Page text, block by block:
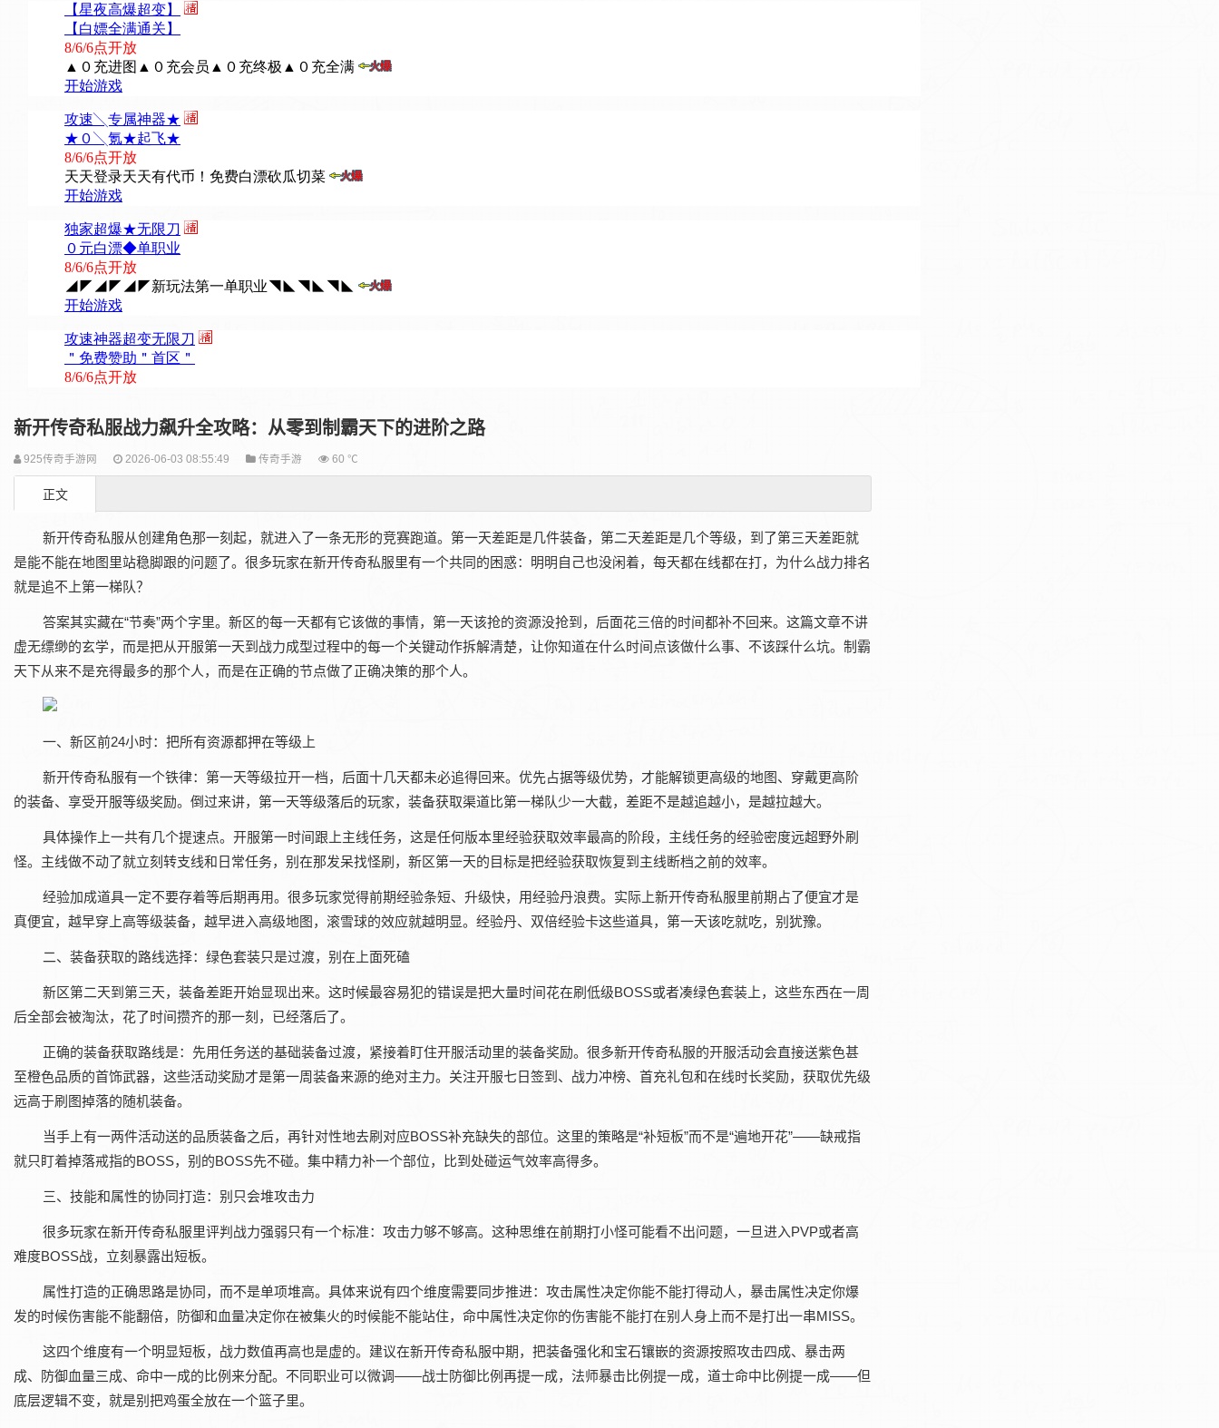
新开传奇私服战力飙升全攻略：从零到制霸天下的进阶之路
925传奇手游网 2026-06-03 08:55:49 传奇手游 60 ℃
正文
新开传奇私服从创建角色那一刻起，就进入了一条无形的竞赛跑道。第一天差距是几件装备，第二天差距是几个等级，到了第三天差距就
是能不能在地图里站稳脚跟的问题了。很多玩家在新开传奇私服里有一个共同的困惑：明明自己也没闲着，每天都在线都在打，为什么战力排名
就是追不上第一梯队？
答案其实藏在“节奏”两个字里。新区的每一天都有它该做的事情，第一天该抢的资源没抢到，后面花三倍的时间都补不回来。这篇文章不讲
虚无缥缈的玄学，而是把从开服第一天到战力成型过程中的每一个关键动作拆解清楚，让你知道在什么时间点该做什么事、不该踩什么坑。制霸
天下从来不是充得最多的那个人，而是在正确的节点做了正确决策的那个人。
一、新区前24小时：把所有资源都押在等级上‌
新开传奇私服有一个铁律：第一天等级拉开一档，后面十几天都未必追得回来。优先占据等级优势，才能解锁更高级的地图、穿戴更高阶
的装备、享受开服等级奖励。倒过来讲，第一天等级落后的玩家，装备获取渠道比第一梯队少一大截，差距不是越追越小，是越拉越大。
具体操作上一共有几个提速点。开服第一时间跟上主线任务，这是任何版本里经验获取效率最高的阶段，主线任务的经验密度远超野外刷
怪。主线做不动了就立刻转支线和日常任务，别在那发呆找怪刷，新区第一天的目标是把经验获取恢复到主线断档之前的效率。
经验加成道具一定不要存着等后期再用。很多玩家觉得前期经验条短、升级快，用经验丹浪费。实际上新开传奇私服里前期占了便宜才是
真便宜，越早穿上高等级装备，越早进入高级地图，滚雪球的效应就越明显。经验丹、双倍经验卡这些道具，第一天该吃就吃，别犹豫。
二、装备获取的路线选择：绿色套装只是过渡，别在上面死磕‌
新区第二天到第三天，装备差距开始显现出来。这时候最容易犯的错误是把大量时间花在刷低级BOSS或者凑绿色套装上，这些东西在一周
后全部会被淘汰，花了时间攒齐的那一刻，已经落后了。
正确的装备获取路线是：先用任务送的基础装备过渡，紧接着盯住开服活动里的装备奖励。很多新开传奇私服的开服活动会直接送紫色甚
至橙色品质的首饰武器，这些活动奖励才是第一周装备来源的绝对主力。关注开服七日签到、战力冲榜、首充礼包和在线时长奖励，获取优先级
远高于刷图掉落的随机装备。
当手上有一两件活动送的品质装备之后，再针对性地去刷对应BOSS补充缺失的部位。这里的策略是“补短板”而不是“遍地开花”——缺戒指
就只盯着掉落戒指的BOSS，别的BOSS先不碰。集中精力补一个部位，比到处碰运气效率高得多。
三、技能和属性的协同打造：别只会堆攻击力‌
很多玩家在新开传奇私服里评判战力强弱只有一个标准：攻击力够不够高。这种思维在前期打小怪可能看不出问题，一旦进入PVP或者高
难度BOSS战，立刻暴露出短板。
属性打造的正确思路是协同，而不是单项堆高。具体来说有四个维度需要同步推进：攻击属性决定你能不能打得动人，暴击属性决定你爆
发的时候伤害能不能翻倍，防御和血量决定你在被集火的时候能不能站住，命中属性决定你的伤害能不能打在别人身上而不是打出一串MISS。
这四个维度有一个明显短板，战力数值再高也是虚的。建议在新开传奇私服中期，把装备强化和宝石镶嵌的资源按照攻击四成、暴击两
成、防御血量三成、命中一成的比例来分配。不同职业可以微调——战士防御比例再提一成，法师暴击比例提一成，道士命中比例提一成——但
底层逻辑不变，就是别把鸡蛋全放在一个篮子里。